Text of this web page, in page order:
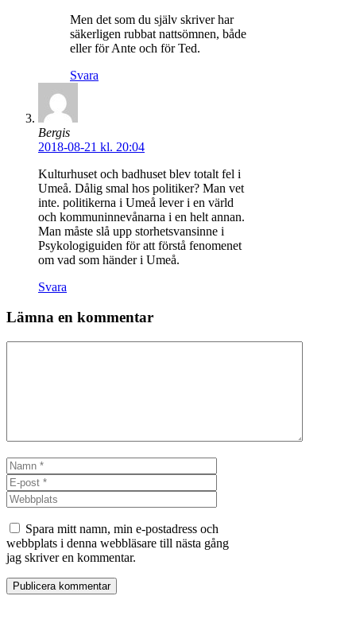
Men det som du själv skriver har
säkerligen rubbat nattsömnen, både
eller för Ante och för Ted.
Svara
Bergis
2018-08-21 kl. 20:04
Kulturhuset och badhuset blev totalt fel i
Umeå. Dålig smal hos politiker? Man vet
inte. politikerna i Umeå lever i en värld
och kommuninnevånarna i en helt annan.
Man måste slå upp storhetsvansinne i
Psykologiguiden för att förstå fenomenet
om vad som händer i Umeå.
Svara
Lämna en kommentar
Namn
post
Spara mitt namn, min e-postadress och
webbplats i denna webbläsare till nästa gång
jag skriver en kommentar.